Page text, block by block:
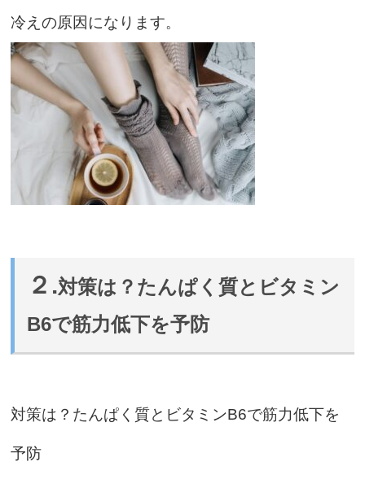
冷えの原因になります。
２.対策は？たんぱく質とビタミン
B6で筋力低下を予防
対策は？たんぱく質とビタミンB6で筋力低下を
予防